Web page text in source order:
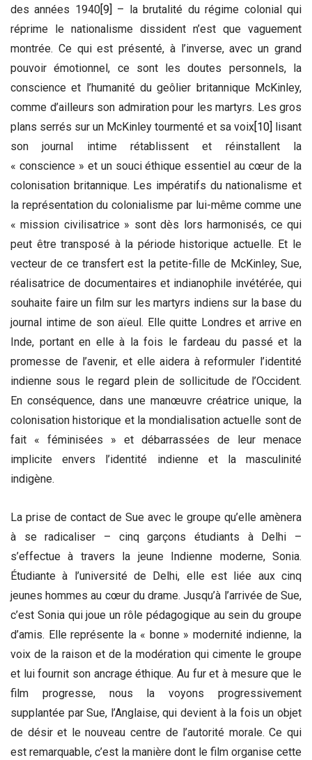
des années 1940[9]
– la brutalité du régime colonial qui
réprime le nationalisme dissident n’est que vaguement
montrée. Ce qui est présenté, à l’inverse, avec un grand
pouvoir émotionnel, ce sont les doutes personnels, la
conscience et l’humanité du geôlier britannique McKinley,
comme d’ailleurs son admiration pour les martyrs. Les gros
plans serrés sur un McKinley tourmenté et sa voix [10]
lisant
son journal intime rétablissent et réinstallent la
« conscience » et un souci éthique essentiel au cœur de la
colonisation britannique. Les impératifs du nationalisme et
la représentation du colonialisme par lui-même comme une
« mission civilisatrice » sont dès lors harmonisés, ce qui
peut être transposé à la période historique actuelle. Et le
vecteur de ce transfert est la petite-fille de McKinley, Sue,
réalisatrice de documentaires et indianophile invétérée, qui
souhaite faire un film sur les martyrs indiens sur la base du
journal intime de son aïeul. Elle quitte Londres et arrive en
Inde, portant en elle à la fois le fardeau du passé et la
promesse de l’avenir, et elle aidera à reformuler l’identité
indienne sous le regard plein de sollicitude de l’Occident.
En conséquence, dans une manœuvre créatrice unique, la
colonisation historique et la mondialisation actuelle sont de
fait « féminisées » et débarrassées de leur menace
implicite envers l’identité indienne et la masculinité
indigène.
La prise de contact de Sue avec le groupe qu’elle amènera
à se radicaliser – cinq garçons étudiants à Delhi –
s’effectue à travers la jeune Indienne moderne, Sonia.
Étudiante à l’université de Delhi, elle est liée aux cinq
jeunes hommes au cœur du drame. Jusqu’à l’arrivée de Sue,
c’est Sonia qui joue un rôle pédagogique au sein du groupe
d’amis. Elle représente la « bonne » modernité indienne, la
voix de la raison et de la modération qui cimente le groupe
et lui fournit son ancrage éthique. Au fur et à mesure que le
film progresse, nous la voyons progressivement
supplantée par Sue, l’Anglaise, qui devient à la fois un objet
de désir et le nouveau centre de l’autorité morale. Ce qui
est remarquable, c’est la manière dont le film organise cette